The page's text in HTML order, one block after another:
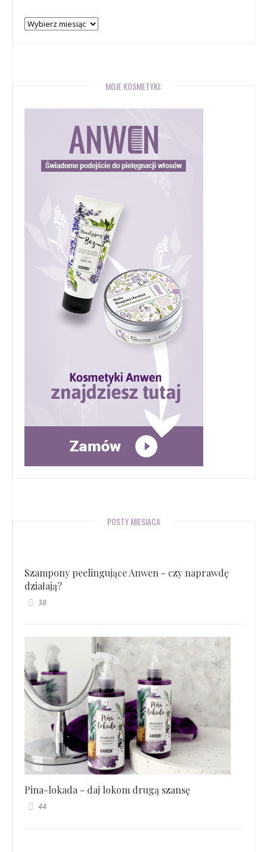
Archiwum
MOJE KOSMETYKI:
POSTY MIESIĄCA
Szampony peelingujące Anwen - czy naprawdę
działają?
38
Pina-lokada - daj lokom drugą szansę
44